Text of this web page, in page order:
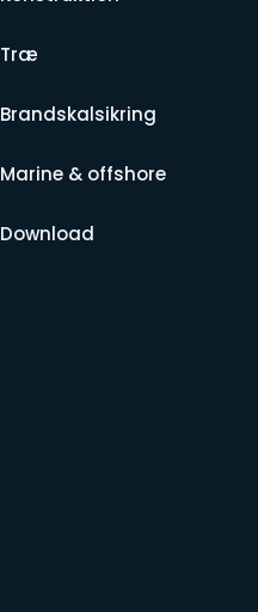
Træ
Brandskalsikring
Marine & offshore
Download